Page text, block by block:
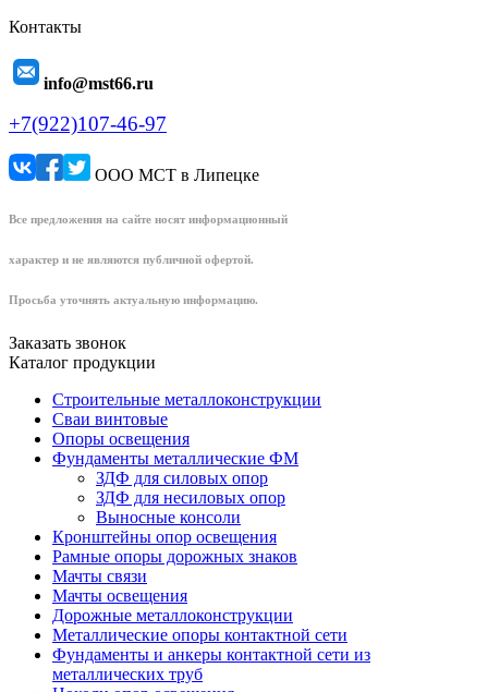
Контакты
info@mst66.ru
+7(922)107-46-97
ООО МСТ в Липецке
Все предложения на сайте носят информационный
характер и не являются публичной офертой.
Просьба уточнять актуальную информацию.
Заказать звонок
Каталог продукции
Строительные металлоконструкции
Сваи винтовые
Опоры освещения
Фундаменты металлические ФМ
ЗДФ для силовых опор
ЗДФ для несиловых опор
Выносные консоли
Кронштейны опор освещения
Рамные опоры дорожных знаков
Мачты связи
Мачты освещения
Дорожные металлоконструкции
Металлические опоры контактной сети
Фундаменты и анкеры контактной сети из
металлических труб